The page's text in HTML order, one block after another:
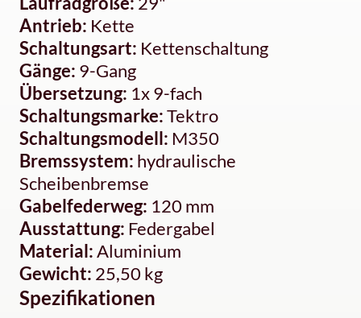
Antrieb: Kette
Schaltungsart: Kettenschaltung
Gänge: 9-Gang
Übersetzung: 1x 9-fach
Schaltungsmarke:Tektro
Schaltungsmodell: M350
Bremssystem: hydraulische
Scheibenbremse
Gabelfederweg: 120 mm
Ausstattung: Federgabel
Material:Aluminium
Gewicht: 25,50 kg
Spezifikationen